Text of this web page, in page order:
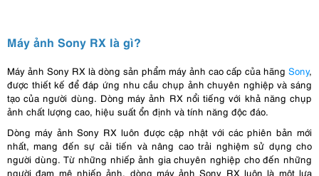
Máy ảnh Sony RX là gì?
Máy ảnh Sony RX là dòng sản phẩm máy ảnh cao cấp của hãng Sony,
được thiết kế để đáp ứng nhu cầu chụp ảnh chuyên nghiệp và sáng
tạo của người dùng. Dòng máy ảnh RX nổi tiếng với khả năng chụp
ảnh chất lượng cao, hiệu suất ổn định và tính năng độc đáo.
Dòng máy ảnh Sony RX luôn được cập nhật với các phiên bản mới
nhất, mang đến sự cải tiến và nâng cao trải nghiệm sử dụng cho
người dùng. Từ những nhiếp ảnh gia chuyên nghiệp cho đến những
người đam mê nhiếp ảnh, dòng máy ảnh Sony RX luôn là một lựa